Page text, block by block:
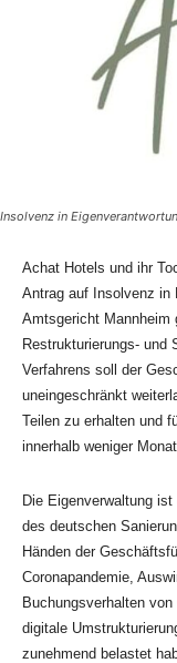
Insolvenz in
Achat Hotels und ihr
Antrag auf Insolvenz in
Amtsgericht Mannheim
Restrukturierungs- und
Verfahrens soll der
uneingeschränkt
Teilen zu erhalten und
innerhalb weniger
Die Eigenverwaltung
des deutschen
Händen der
Coronapandemie,
Buchungsverhalten
digitale
zunehmend belastet